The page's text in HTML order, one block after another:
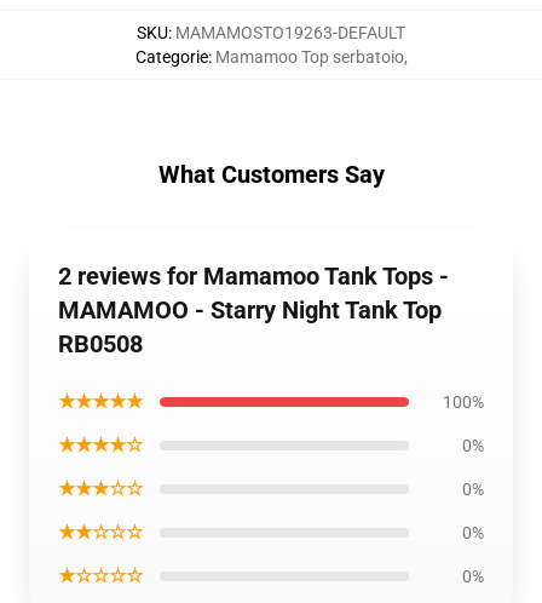
SKU: MAMAMOSTO19263-DEFAULT
Categorie: Mamamoo Top serbatoio,
What Customers Say
2 reviews for Mamamoo Tank Tops -
MAMAMOO - Starry Night Tank Top
RB0508
★★★★★ 100%
★★★★☆ 0%
★★★☆☆ 0%
★★☆☆☆ 0%
★☆☆☆☆ 0%